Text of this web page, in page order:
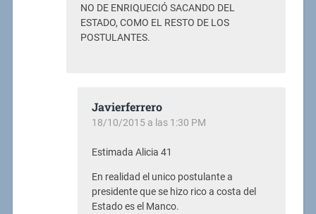
NO DE ENRIQUECIÓ SACANDO DEL
ESTADO, COMO EL RESTO DE LOS
POSTULANTES.
Javierferrero
18/10/2015 a las 1:30 PM
Estimada Alicia 41
En realidad el unico postulante a
presidente que se hizo rico a costa del
Estado es el Manco.